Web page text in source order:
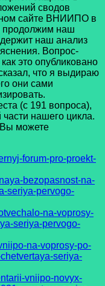
сводов
сайте ВНИИПО в
продолжим наш
наш анализ
Вопрос-
это опубликовано
что я выдираю
они сами
(с 191 вопроса),
нашего цикла.
можете
forum-pro-proekt-
bezopasnost-na-
seriya-pervogo-
na-voprosy-
seriya-pervogo-
na-voprosy-po-
seriya-
vniipo-novyx-